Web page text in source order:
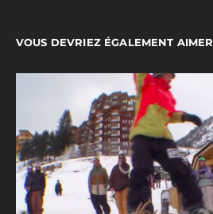
VOUS DEVRIEZ ÉGALEMENT AIMER